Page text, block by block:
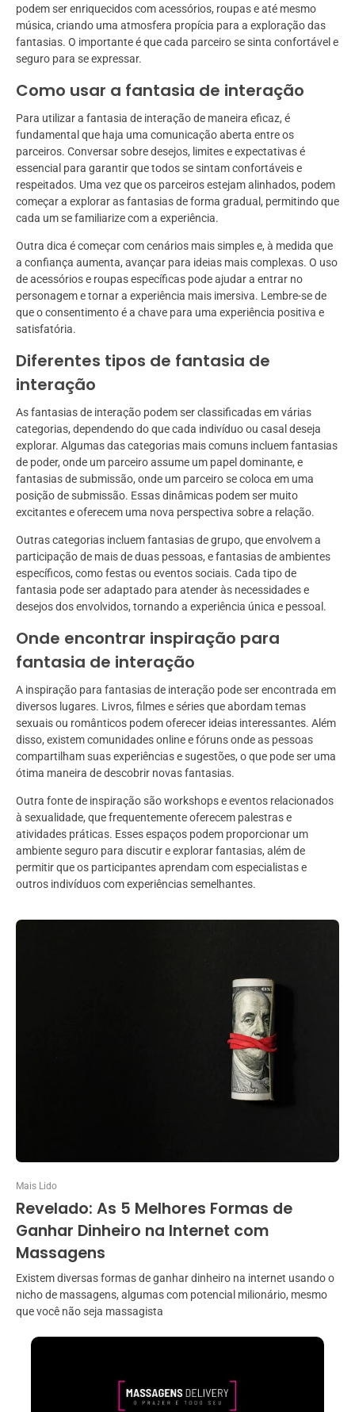
podem ser enriquecidos com acessórios, roupas e até mesmo
música, criando uma atmosfera propícia para a exploração das
fantasias. O importante é que cada parceiro se sinta confortável e
seguro para se expressar.
Como usar a fantasia de interação
Para utilizar a fantasia de interação de maneira eficaz, é
fundamental que haja uma comunicação aberta entre os
parceiros. Conversar sobre desejos, limites e expectativas é
essencial para garantir que todos se sintam confortáveis e
respeitados. Uma vez que os parceiros estejam alinhados, podem
começar a explorar as fantasias de forma gradual, permitindo que
cada um se familiarize com a experiência.
Outra dica é começar com cenários mais simples e, à medida que
a confiança aumenta, avançar para ideias mais complexas. O uso
de acessórios e roupas específicas pode ajudar a entrar no
personagem e tornar a experiência mais imersiva. Lembre-se de
que o consentimento é a chave para uma experiência positiva e
satisfatória.
Diferentes tipos de fantasia de
interação
As fantasias de interação podem ser classificadas em várias
categorias, dependendo do que cada indivíduo ou casal deseja
explorar. Algumas das categorias mais comuns incluem fantasias
de poder, onde um parceiro assume um papel dominante, e
fantasias de submissão, onde um parceiro se coloca em uma
posição de submissão. Essas dinâmicas podem ser muito
excitantes e oferecem uma nova perspectiva sobre a relação.
Outras categorias incluem fantasias de grupo, que envolvem a
participação de mais de duas pessoas, e fantasias de ambientes
específicos, como festas ou eventos sociais. Cada tipo de
fantasia pode ser adaptado para atender às necessidades e
desejos dos envolvidos, tornando a experiência única e pessoal.
Onde encontrar inspiração para
fantasia de interação
A inspiração para fantasias de interação pode ser encontrada em
diversos lugares. Livros, filmes e séries que abordam temas
sexuais ou românticos podem oferecer ideias interessantes. Além
disso, existem comunidades online e fóruns onde as pessoas
compartilham suas experiências e sugestões, o que pode ser uma
ótima maneira de descobrir novas fantasias.
Outra fonte de inspiração são workshops e eventos relacionados
à sexualidade, que frequentemente oferecem palestras e
atividades práticas. Esses espaços podem proporcionar um
ambiente seguro para discutir e explorar fantasias, além de
permitir que os participantes aprendam com especialistas e
outros indivíduos com experiências semelhantes.
Mais Lido
Revelado: As 5 Melhores Formas de
Ganhar Dinheiro na Internet com
Massagens
Existem diversas formas de ganhar dinheiro na internet usando o
nicho de massagens, algumas com potencial milionário, mesmo
que você não seja massagista